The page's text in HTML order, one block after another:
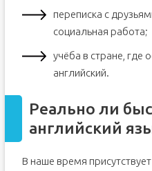
переписка с
социальная работа;
учёба в стране, где
английский.
Реально ли
английский
В наше время